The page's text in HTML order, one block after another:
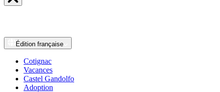
Édition française
Cotignac
Vacances
Castel Gandolfo
Adoption